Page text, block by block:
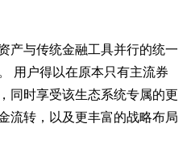
产与传统金融工具并行的统一
用户得以在原本只有主流券
同时享受该生态系统专属的更
流转，以及更丰富的战略布局